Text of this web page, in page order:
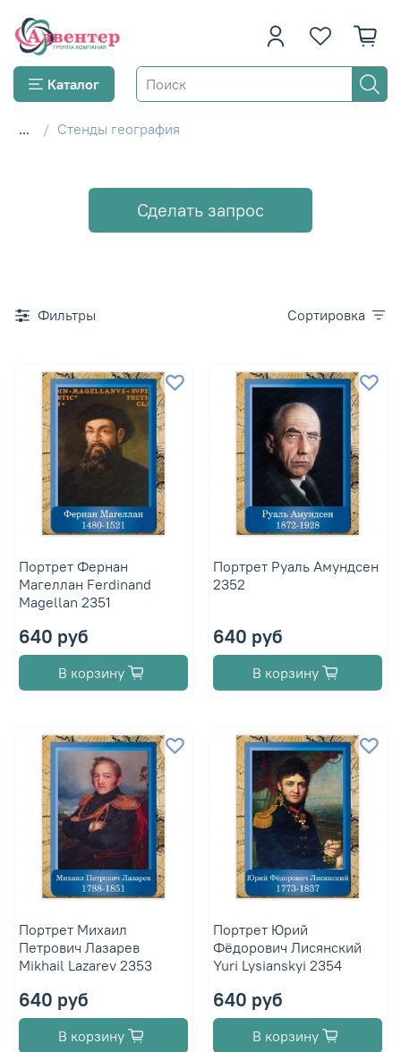
Каталог
... Стенды география
Сделать запрос
Фильтры Сортировка
Портрет Фернан
Магеллан Ferdinand
Magellan 2351
640 руб
В корзину
Портрет Руаль Амундсен
2352
640 руб
В корзину
Портрет Михаил
Петрович Лазарев
Mikhail Lazarev 2353
640 руб
В корзину
Портрет Юрий
Фёдорович Лисянский
Yuri Lysianskyi 2354
640 руб
В корзину